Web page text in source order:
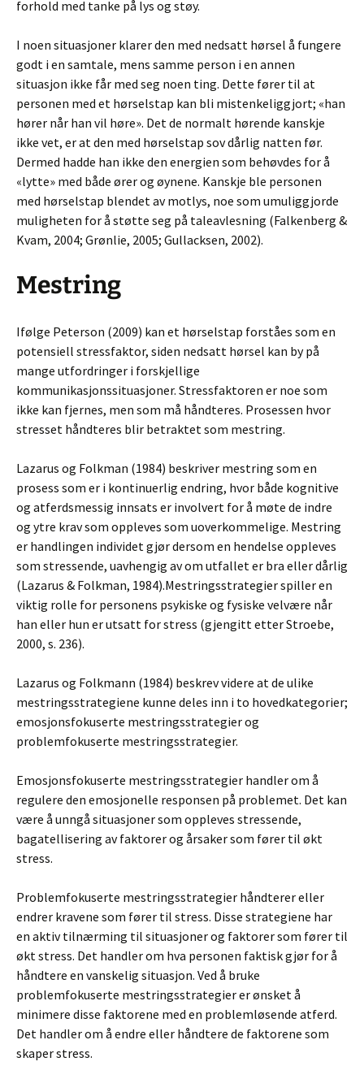
forhold med tanke på lys og støy.
I noen situasjoner klarer den med nedsatt hørsel å fungere
godt i en samtale, mens samme person i en annen
situasjon ikke får med seg noen ting. Dette fører til at
personen med et hørselstap kan bli mistenkeliggjort; «han
hører når han vil høre». Det de normalt hørende kanskje
ikke vet, er at den med hørselstap sov dårlig natten før.
Dermed hadde han ikke den energien som behøvdes for å
«lytte» med både ører og øynene. Kanskje ble personen
med hørselstap blendet av motlys, noe som umuliggjorde
muligheten for å støtte seg på taleavlesning (Falkenberg &
Kvam, 2004; Grønlie, 2005; Gullacksen, 2002).
Mestring
Ifølge Peterson (2009) kan et hørselstap forståes som en
potensiell stressfaktor, siden nedsatt hørsel kan by på
mange utfordringer i forskjellige
kommunikasjonssituasjoner. Stressfaktoren er noe som
ikke kan fjernes, men som må håndteres. Prosessen hvor
stresset håndteres blir betraktet som mestring.
Lazarus og Folkman (1984) beskriver mestring som en
prosess som er i kontinuerlig endring, hvor både kognitive
og atferdsmessig innsats er involvert for å møte de indre
og ytre krav som oppleves som uoverkommelige. Mestring
er handlingen individet gjør dersom en hendelse oppleves
som stressende, uavhengig av om utfallet er bra eller dårlig
(Lazarus & Folkman, 1984).Mestringsstrategier spiller en
viktig rolle for personens psykiske og fysiske velvære når
han eller hun er utsatt for stress (gjengitt etter Stroebe,
2000, s. 236).
Lazarus og Folkmann (1984) beskrev videre at de ulike
mestringsstrategiene kunne deles inn i to hovedkategorier;
emosjonsfokuserte mestringsstrategier og
problemfokuserte mestringsstrategier.
Emosjonsfokuserte mestringsstrategier handler om å
regulere den emosjonelle responsen på problemet. Det kan
være å unngå situasjoner som oppleves stressende,
bagatellisering av faktorer og årsaker som fører til økt
stress.
Problemfokuserte mestringsstrategier håndterer eller
endrer kravene som fører til stress. Disse strategiene har
en aktiv tilnærming til situasjoner og faktorer som fører til
økt stress. Det handler om hva personen faktisk gjør for å
håndtere en vanskelig situasjon. Ved å bruke
problemfokuserte mestringsstrategier er ønsket å
minimere disse faktorene med en problemløsende atferd.
Det handler om å endre eller håndtere de faktorene som
skaper stress.